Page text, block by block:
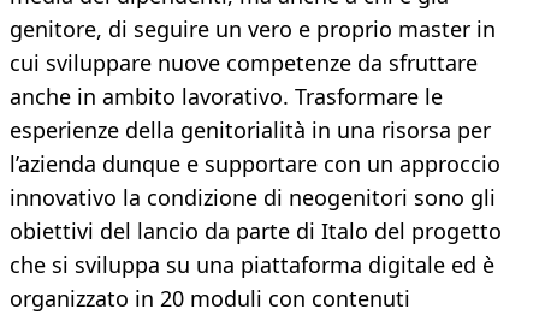
genitore, di seguire un vero e proprio master in
cui sviluppare nuove competenze da sfruttare
anche in ambito lavorativo. Trasformare le
esperienze della genitorialità in una risorsa per
l’azienda dunque e supportare con un approccio
innovativo la condizione di neogenitori sono gli
obiettivi del lancio da parte di Italo del progetto
che si sviluppa su una piattaforma digitale ed è
organizzato in 20 moduli con contenuti